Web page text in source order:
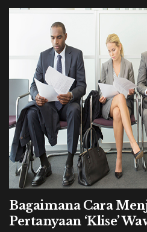
Bagaimana Cara
Pertanyaan ‘Klise’